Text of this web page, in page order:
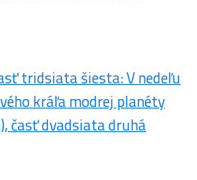
tridsiata šiesta: V nedeľu
kráľa modrej planéty